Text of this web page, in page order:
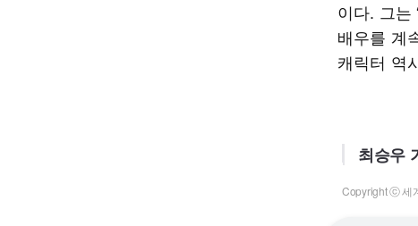
이다. 그는
배우를 계
캐릭터 역
최승우
Copyright ⓒ 세